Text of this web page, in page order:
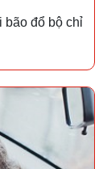
bão đổ bộ chỉ